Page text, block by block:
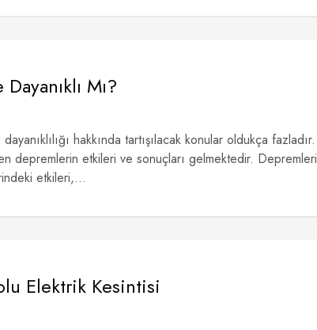
Mı?
hakkında tartışılacak konular oldukça
depremlerin etkileri ve sonuçları gelmektedir.
etkileri,...
Elektrik Kesintisi